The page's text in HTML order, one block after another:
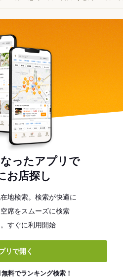
ったアプリで
お店探し
地検索。検索が快適に
席をスムーズに検索
すぐに利用開始
リで開く
料でランキング検索！